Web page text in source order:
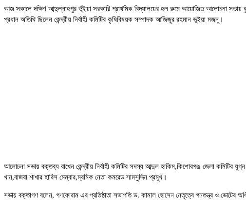
আজ সকালে দক্ষিণ আব্দুল্লাহপুর ভূঁইয়া সরকারি প্রাথমিক বিদ্যালয়ের হল রুমে আয়োজিত আলোচনা সভায়
প্রধান অতিথি ছিলেন কেন্দ্রীয় নির্বাহী কমিটির কৃষিবিষয়ক সম্পাদক আজিজুর রহমান ভূইয়া মজনু।
আলোচনা সভায় বক্তব্য রাখেন কেন্দ্রীয় নির্বাহী কমিটির সদস্য আব্দুল হাকিম,কিশোরগঞ্জ জেলা কমিটির
খান,বাজরা শাখার হারিস মেম্বার,ম্রমিক নেতা কমরেড সামসুদ্দিন প্রমূখ।
সভায় বক্তাগণ বলেন, গণফোরাম এর প্রতিষ্ঠাতা সভাপতি ড. কামাল হোসেন নেতৃত্বে গনতন্ত্র ও ভোটের